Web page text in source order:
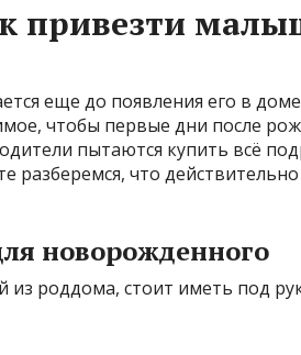
привезти
еще до появления его в
чтобы первые дни после
пытаются купить всё
разберемся, что
новорожденного
из роддома, стоит иметь под